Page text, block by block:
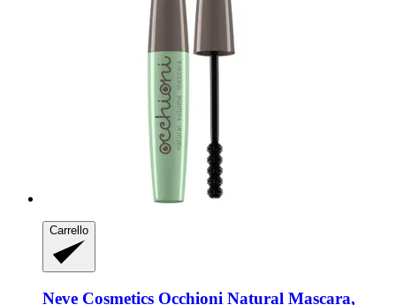
Carrello
Neve Cosmetics Occhioni Natural Mascara,